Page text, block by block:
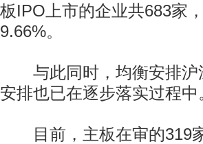
板IPO上市的企业共683家
9.66%。
与此同时，均衡安排沪
安排也已在逐步落实过程中
目前，主板在审的319家